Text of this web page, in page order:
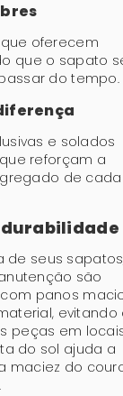
oferecem
que o sapato
do tempo.
e solados
reforçam a
de cada
de seus
são
panos
evitando
peças em
do sol ajuda a
maciez do